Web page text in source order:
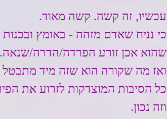
עכשיו, זה קשה. קשה מאוד.
כי נניח שאדם מזהה - באומץ
שהוא אכן זורע הפרדה/הדרה/שנאה.
ואז מה שקורה הוא שזה מיד מתבטל
כל הסיבות המוצדקות לזרוע את
וזה נכון.